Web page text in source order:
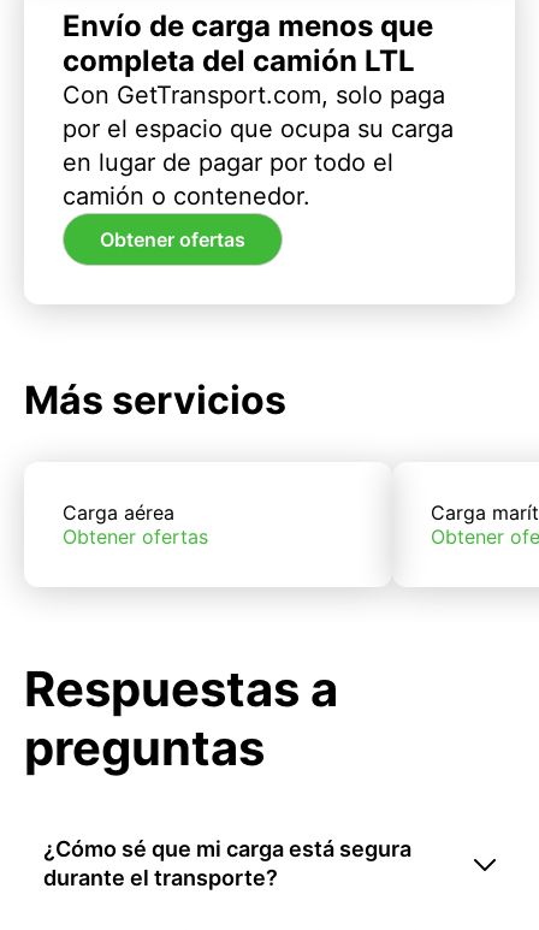
Envío de carga menos que
completa del camión LTL
Con GetTransport.com, solo paga
por el espacio que ocupa su carga
en lugar de pagar por todo el
camión o contenedor.
Obtener ofertas
Más servicios
Carga aérea
Obtener ofertas
Carga
Obtener
Respuestas a
preguntas
¿Cómo sé que mi carga está segura
durante el transporte?